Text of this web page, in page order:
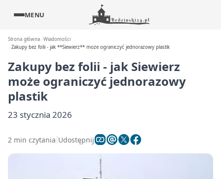
MENU
Strona główna Wiadomości
Zakupy bez folii - jak **Siewierz** może ograniczyć jednorazowy plastik
Zakupy bez folii - jak Siewierz
może ograniczyć jednorazowy
plastik
23 stycznia 2026
2 min czytania Udostępnij